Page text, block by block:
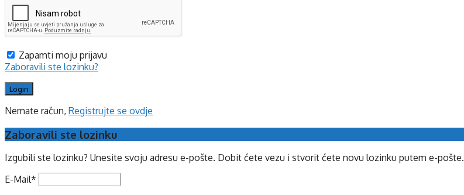
Zapamti moju prijavu
Zaboravili ste lozinku?
Nemate račun, Registrujte se ovdje
Zaboravili ste lozinku
Izgubili ste lozinku? Unesite svoju adresu e-pošte. Dobit ćete vezu i stvorit ćete novu lozinku putem e-pošte.
E-Mail*